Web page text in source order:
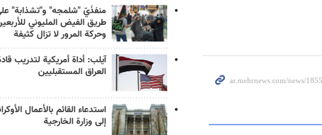
منفذَيّ "شلمجه" و"تشذابة"
طريق الفيض المليوني
وحركة المرور لا تزال كثيفة
آيلب: أداة أمريكية لتدريب
العراق المستقبليين
استدعاء القائم بالأعمال
إلى وزارة الخارجية